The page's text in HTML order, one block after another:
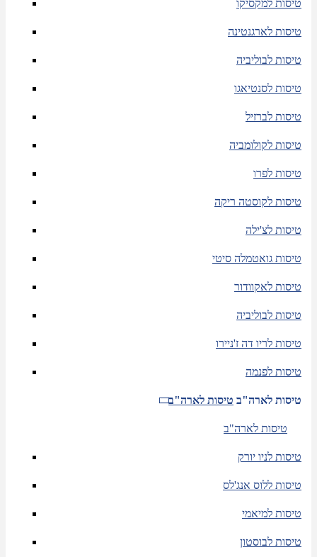
טיסות למקסיקו
טיסות לארגנטינה
טיסות לבוליביה
טיסות לסנטיאגו
טיסות לברזיל
טיסות לקולומביה
טיסות לפרו
טיסות לקוסטה ריקה
טיסות לצ'ילה
טיסות גואטמלה סיטי
טיסות לאקוודור
טיסות לבוליביה
טיסות לריו דה ז'ניירו
טיסות לפנמה
טיסות לארה"ב טיסות לארה"ב
טיסות לארה"ב
טיסות לניו יורק
טיסות ללוס אנג'לס
טיסות למיאמי
טיסות לבוסטון